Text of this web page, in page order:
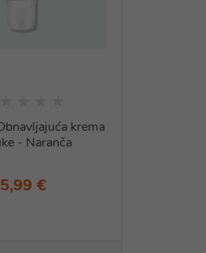
krema
- Naranča
5,99 €